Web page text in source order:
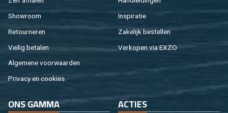
Show­room
Re­tour­ne­ren
Vei­lig be­ta­len
Al­ge­me­ne voor­waar­den
Pri­va­cy en coo­kies
In­spi­ra­tie
Za­ke­lijk be­stel­len
Ver­ko­pen via EXZO
ONS GAMMA AC­TIES